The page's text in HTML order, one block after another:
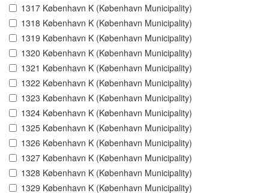
1317 København K (København Municipality)
1318 København K (København Municipality)
1319 København K (København Municipality)
1320 København K (København Municipality)
1321 København K (København Municipality)
1322 København K (København Municipality)
1323 København K (København Municipality)
1324 København K (København Municipality)
1325 København K (København Municipality)
1326 København K (København Municipality)
1327 København K (København Municipality)
1328 København K (København Municipality)
1329 København K (København Municipality)